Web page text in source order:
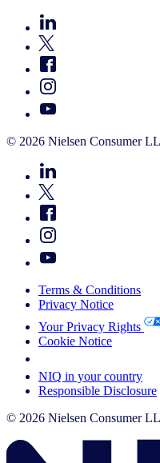
© 2026 Nielsen Consumer
Terms & Conditions
Privacy Notice
Your Privacy Rights
Cookie Notice
NIQ in your country
Responsible Disclosure
© 2026 Nielsen Consumer